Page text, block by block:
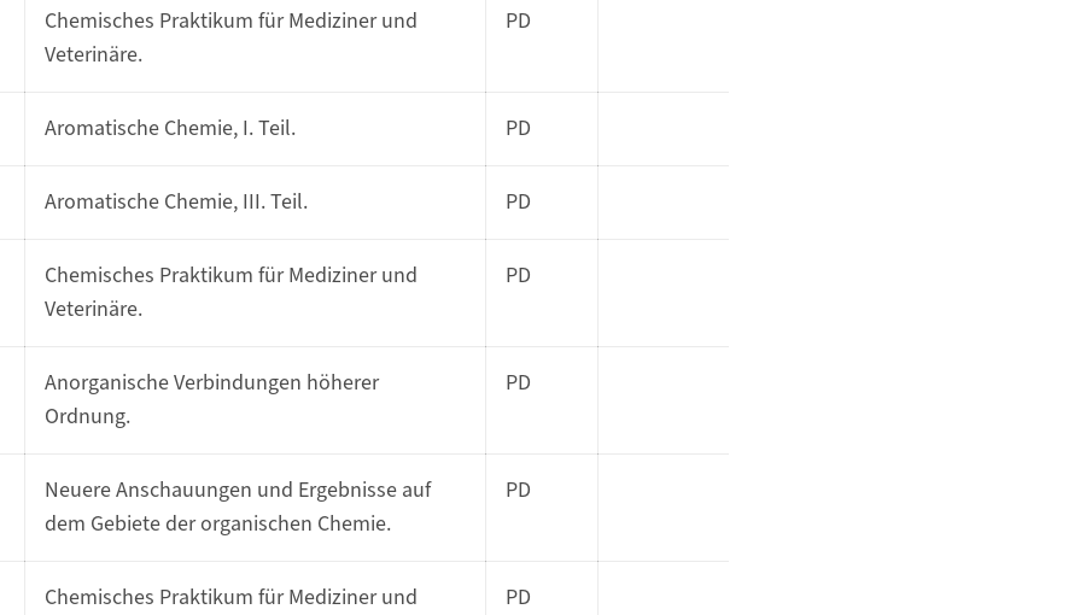
Chemisches Praktikum für Mediziner und
Veterinäre.
PD
Aromatische Chemie, I. Teil. PD
Aromatische Chemie, III. Teil. PD
Chemisches Praktikum für Mediziner und
Veterinäre.
PD
Anorganische Verbindungen höherer
Ordnung.
PD
Neuere Anschauungen und Ergebnisse auf
dem Gebiete der organischen Chemie.
PD
Chemisches Praktikum für Mediziner und
PD